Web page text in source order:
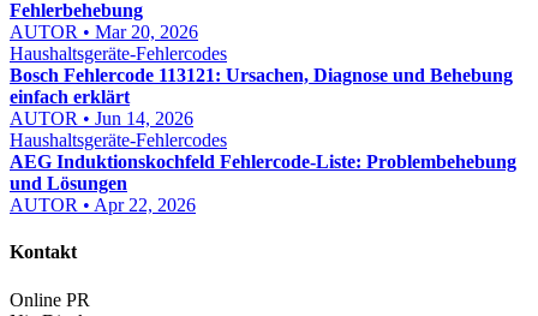
Fehlerbehebung
AUTOR • Mar 20, 2026
Haushaltsgeräte-Fehlercodes
Bosch Fehlercode 113121: Ursachen, Diagnose und Behebung
einfach erklärt
AUTOR • Jun 14, 2026
Haushaltsgeräte-Fehlercodes
AEG Induktionskochfeld Fehlercode-Liste: Problembehebung
und Lösungen
AUTOR • Apr 22, 2026
Kontakt
Online PR